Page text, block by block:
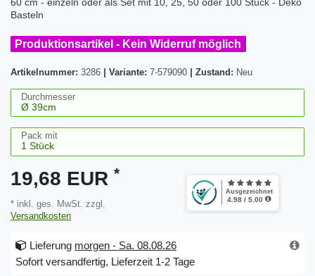
Basteln
Produktionsartikel - Kein Widerruf möglich
Artikelnummer: 3286 Variante: 7-579090 Zustand: Neu
Durchmesser
Pack mit
19,68 EUR *
* inkl. ges. MwSt. zzgl.
Versandkosten
Lieferung morgen - Sa. 08.08.26
Sofort versandfertig, Lieferzeit 1-2 Tage